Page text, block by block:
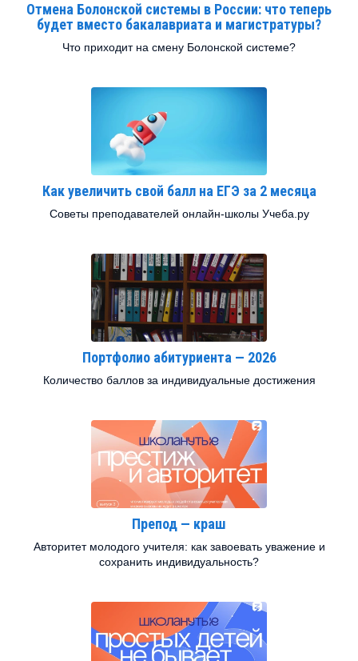
Отмена Болонской системы в России: что теперь
будет вместо бакалавриата и магистратуры?
Что приходит на смену Болонской системе?
Как увеличить свой балл на ЕГЭ за 2 месяца
Советы преподавателей онлайн-школы Учеба.ру
Портфолио абитуриента — 2026
Количество баллов за индивидуальные достижения
Препод — краш
Авторитет молодого учителя: как завоевать уважение и
сохранить индивидуальность?